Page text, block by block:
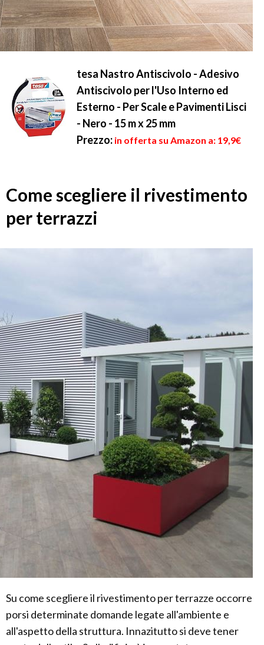
tesa Nastro Antiscivolo - Adesivo
Antiscivolo per l'Uso Interno ed
Esterno - Per Scale e Pavimenti Lisci
- Nero - 15 m x 25 mm
Prezzo: in offerta su Amazon a: 19,9€
Come scegliere il rivestimento
per terrazzi
Su come scegliere il rivestimento per terrazze occorre
porsi determinate domande legate all'ambiente e
all'aspetto della struttura. Innazitutto si deve tener